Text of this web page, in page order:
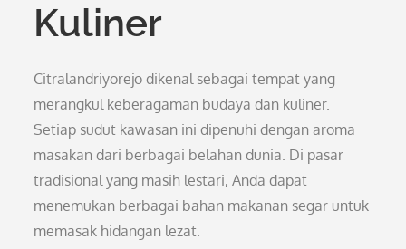
Kuliner
Citralandriyorejo dikenal sebagai tempat yang
merangkul keberagaman budaya dan kuliner.
Setiap sudut kawasan ini dipenuhi dengan aroma
masakan dari berbagai belahan dunia. Di pasar
tradisional yang masih lestari, Anda dapat
menemukan berbagai bahan makanan segar untuk
memasak hidangan lezat.